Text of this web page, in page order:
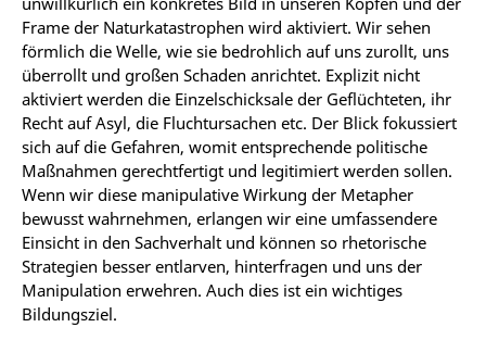
Frame der Naturkatastrophen wird aktiviert. Wir sehen
förmlich die Welle, wie sie bedrohlich auf uns zurollt, uns
überrollt und großen Schaden anrichtet. Explizit nicht
aktiviert werden die Einzelschicksale der Geflüchteten, ihr
Recht auf Asyl, die Fluchtursachen etc. Der Blick fokussiert
sich auf die Gefahren, womit entsprechende politische
Maßnahmen gerechtfertigt und legitimiert werden sollen.
Wenn wir diese manipulative Wirkung der Metapher
bewusst wahrnehmen, erlangen wir eine umfassendere
Einsicht in den Sachverhalt und können so rhetorische
Strategien besser entlarven, hinterfragen und uns der
Manipulation erwehren. Auch dies ist ein wichtiges
Bildungsziel.